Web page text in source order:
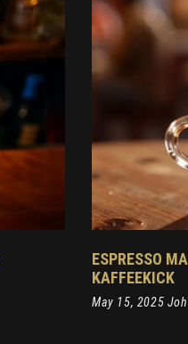
ESPRESSO
KAFFEEKICK
May 15, 2025